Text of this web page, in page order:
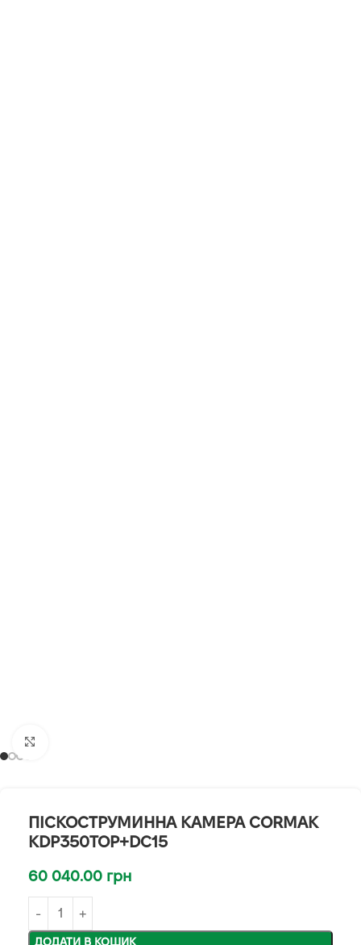
ПІСКОСТРУМИННА КАМЕРА CORMAK
KDP350TOP+DC15
60 040.00 грн
ДОДАТИ В КОШИК